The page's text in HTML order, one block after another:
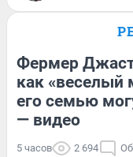
Фермер
как «веселый
его семью
— видео
5 часов 2 694